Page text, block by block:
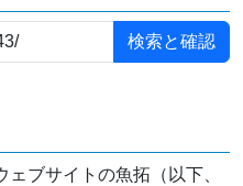
ェブサイトの魚拓（以下、